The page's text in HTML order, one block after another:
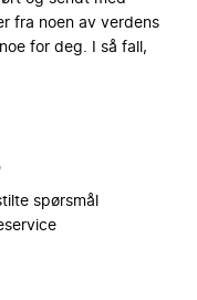
fra noen av verdens
for deg. I så fall,
spørsmål